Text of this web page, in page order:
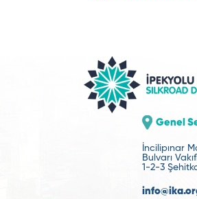
Genel
İncilipınar
Bulvarı
1-2-3